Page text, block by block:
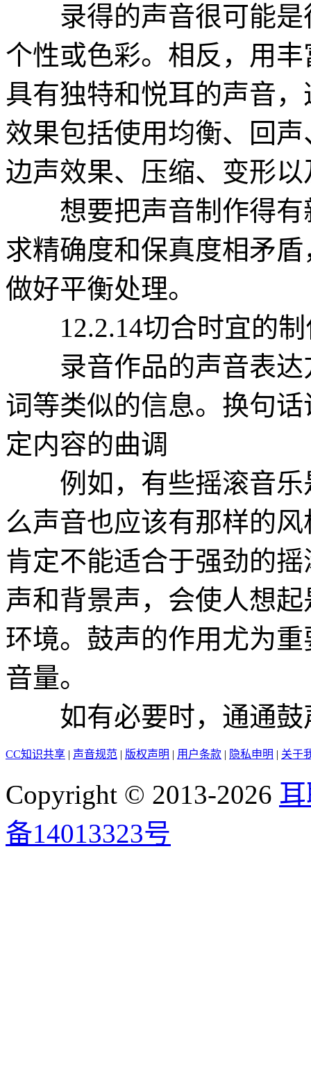
录得的声音很可能是
个性或色彩。相反，用
具有独特和悦耳的声音
效果包括使用均衡、回
边声效果、压缩、变形
想要把声音制作得有
求精确度和保真度相矛
做好平衡处理。
12.2.14切合时宜的制
录音作品的声音表达
词等类似的信息。换句
定内容的曲调
例如，有些摇滚音乐
么声音也应该有那样的
肯定不能适合于强劲的
声和背景声，会使人想
环境。鼓声的作用尤为
音量。
如有必要时，通通鼓
CC知识共享 | 声音规范 | 版权声明 | 用户条款 | 隐私申明 | 关于
Copyright © 2013-2026
备14013323号